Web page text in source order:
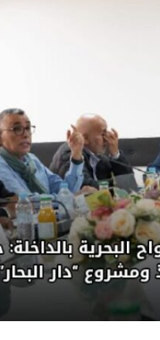
مغاربة العالم..
بأوراقها الرابحة في
آمال معلقة على
مهنيي النقل الطرقي..